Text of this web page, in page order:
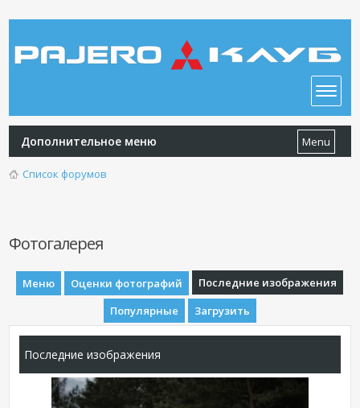
Дополнительное меню Menu
Список форумов
Фотогалерея
Меню Оценки фотографий
Последние изображения
Популярные
Загрузить
Последние изображения